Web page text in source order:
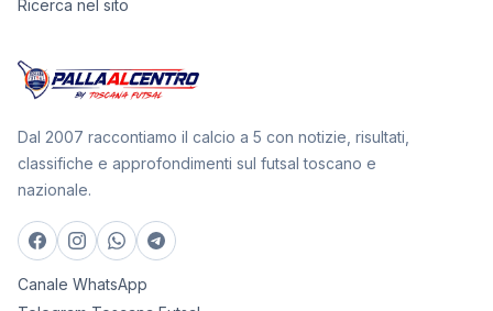
Ricerca nel sito
Dal 2007 raccontiamo il calcio a 5 con notizie, risultati,
classifiche e approfondimenti sul futsal toscano e
nazionale.
Canale WhatsApp